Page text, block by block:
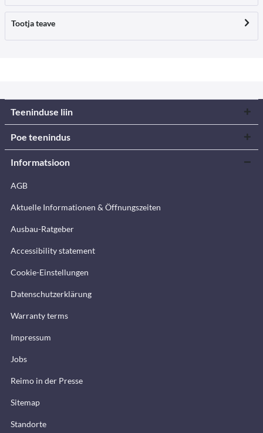
Tootja teave
Teeninduse liin
Poe teenindus
Informatsioon
AGB
Aktuelle Informationen & Öffnungszeiten
Ausbau-Ratgeber
Accessibility statement
Cookie-Einstellungen
Datenschutzerklärung
Warranty terms
Impressum
Jobs
Reimo in der Presse
Sitemap
Standorte